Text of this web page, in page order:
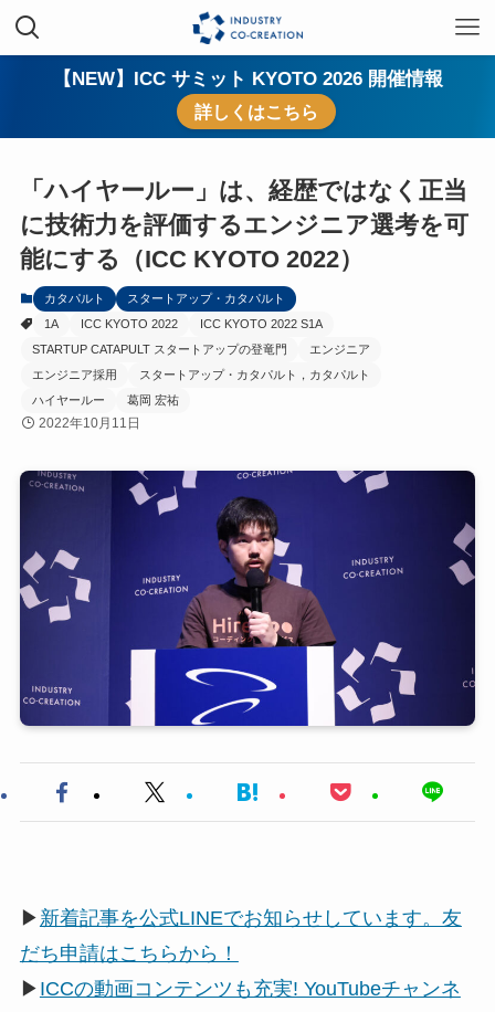
【NEW】ICC サミット KYOTO 2026 開催情報
詳しくはこちら
「ハイヤールー」は、経歴ではなく正当
に技術力を評価するエンジニア選考を可
能にする（ICC KYOTO 2022）
カタパルト
スタートアップ・カタパルト
1A
ICC KYOTO 2022
ICC KYOTO 2022 S1A
STARTUP CATAPULT スタートアップの登竜門
エンジニア
エンジニア採用
スタートアップ・カタパルト，カタパルト
ハイヤールー
葛岡 宏祐
2022年10月11日
▶ 新着記事を公式LINEでお知らせしています。友
だち申請はこちらから！
▶ ICCの動画コンテンツも充実! YouTubeチャンネ